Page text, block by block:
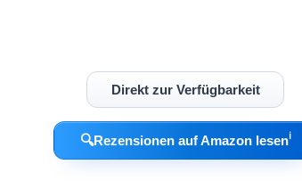
Direkt zur Verfügbarkeit
🔍Rezensionen auf Amazon lesenℹ︎